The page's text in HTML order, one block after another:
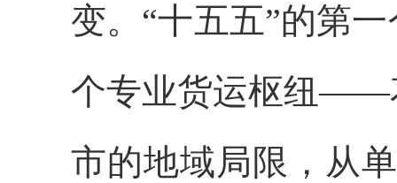
变。“十五五”的第
个专业货运枢纽——
市的地域局限，从